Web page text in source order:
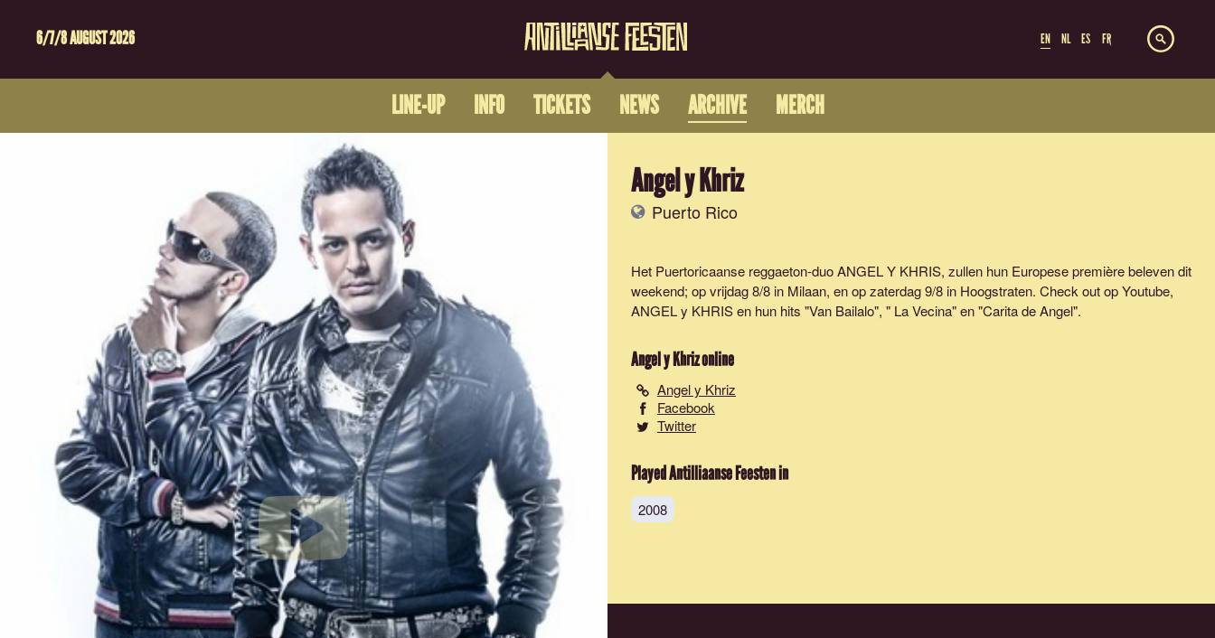
6/7/8 AUGUST 2026 EN NL ES FR
LINE-UP INFO TICKETS NEWS ARCHIVE MERCH
Angel y Khriz
Puerto Rico
Het Puertoricaanse reggaeton-duo ANGEL Y KHRIS, zullen hun Europese première beleven dit
weekend; op vrijdag 8/8 in Milaan, en op zaterdag 9/8 in Hoogstraten. Check out op Youtube,
ANGEL y KHRIS en hun hits "Van Bailalo", " La Vecina" en "Carita de Angel".
Angel y Khrizonline
Angel y Khriz
Facebook
Twitter
Played Antilliaanse Feesten in
2008